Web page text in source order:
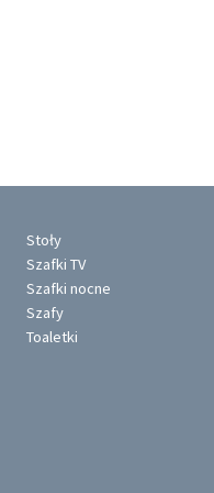
Stoły
Szafki TV
Szafki nocne
Szafy
Toaletki